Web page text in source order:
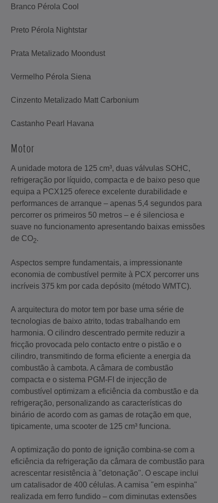
Branco Pérola Cool
Preto Pérola Nightstar
Prata Metalizado Moondust
Vermelho Pérola Siena
Cinzento Metalizado Matt Carbonium
Castanho Pearl Havana
Motor
A unidade motora de 125 cm³, duas válvulas SOHC,
refrigeração por líquido, compacta e de baixo peso que
equipa a PCX125 oferece excelente durabilidade e
performances de arranque – apenas 5,4 segundos para
percorrer os primeiros 50 metros – e é silenciosa e
suave no funcionamento apresentando baixas emissões
de CO2.
Aspectos sempre fundamentais, a impressionante
economia de combustível permite à PCX percorrer uns
incríveis 375 km por cada depósito (método WMTC).
A arquitectura do motor tem por base uma série de
tecnologias de baixo atrito, todas trabalhando em
harmonia. O cilindro descentrado permite reduzir a
fricção provocada pelo contacto entre o pistão e o
cilindro, transmitindo de forma eficiente a energia da
combustão à cambota. A câmara de combustão
compacta e o sistema PGM-FI de injecção de
combustível optimizam a eficiência da combustão e da
refrigeração, personalizando as características do
binário de acordo com as gamas de rotação em que,
tipicamente, uma scooter de 125 cm³ funciona.
A optimização do ponto de ignição combina-se com a
eficiência da refrigeração da câmara de combustão para
acrescentar resistência à "detonação". O escape inclui
um catalisador de 400 células. A camisa "em espinha"
realizada em ferro fundido – com diminutas extensões